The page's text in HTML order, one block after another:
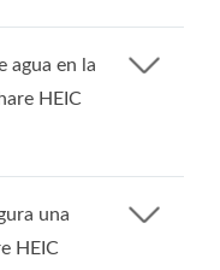
agua en la
HEIC
una
HEIC